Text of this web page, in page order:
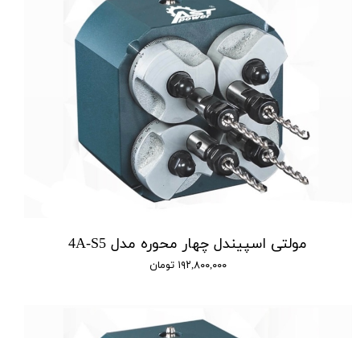
مولتی اسپیندل چهار محوره مدل 4A-S5
۱۹۲,۸۰۰,۰۰۰ تومان